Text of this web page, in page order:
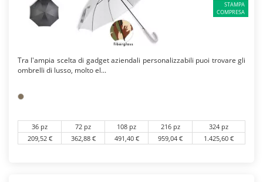
STAMPA
COMPRESA
Tra l'ampia scelta di gadget aziendali personalizzabili puoi trovare gli
ombrelli di lusso, molto el...
36 pz 72 pz 108 pz 216 pz
324 pz
209,52 €
362,88 € 491,40 € 959,04 € 1.425,60 €